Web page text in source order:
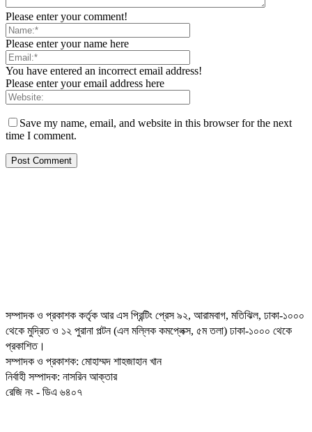
Please enter your comment!
Please enter your name here
You have entered an incorrect email address!
Please enter your email address here
Save my name, email, and website in this browser for the next
time I comment.
সম্পাদক ও প্রকাশক কর্তৃক আর এস প্রিন্টিং প্রেস ৯২, আরামবাগ, মতিঝিল, ঢাকা-১০০০
থেকে মুদ্রিত ও ১২ পুরানা পল্টন (এল মল্লিক কমপ্লেক্স, ৫ম তলা) ঢাকা-১০০০ থেকে
প্রকাশিত।
সম্পাদক ও প্রকাশক: মোহাম্মদ শাহজাহান খান
নির্বাহী সম্পাদক: নাসরিন আক্তার
রেজি নং - ডিএ ৬৪০৭